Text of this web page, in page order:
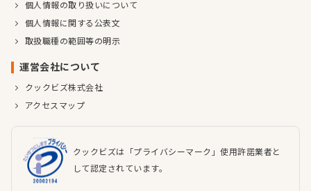
個人情報の取り扱いについて
個人情報に関する公表文
取扱職種の範囲等の明示
運営会社について
クックビズ株式会社
アクセスマップ
クックビズは「プライバシーマーク」使用許諾業者と
して認定されています。